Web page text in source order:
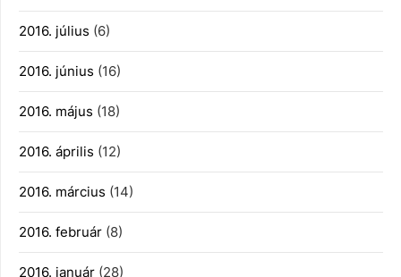
2016. július (6)
2016. június (16)
2016. május (18)
2016. április (12)
2016. március (14)
2016. február (8)
2016. január (28)